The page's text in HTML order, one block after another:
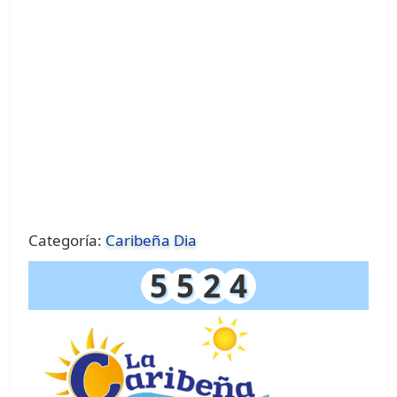
Categoría: Caribeña Dia
5 5 2 4